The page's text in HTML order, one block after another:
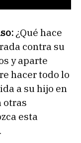
¿Qué hace
contra su
y aparte
hacer todo lo
a su hijo en
otras
esta